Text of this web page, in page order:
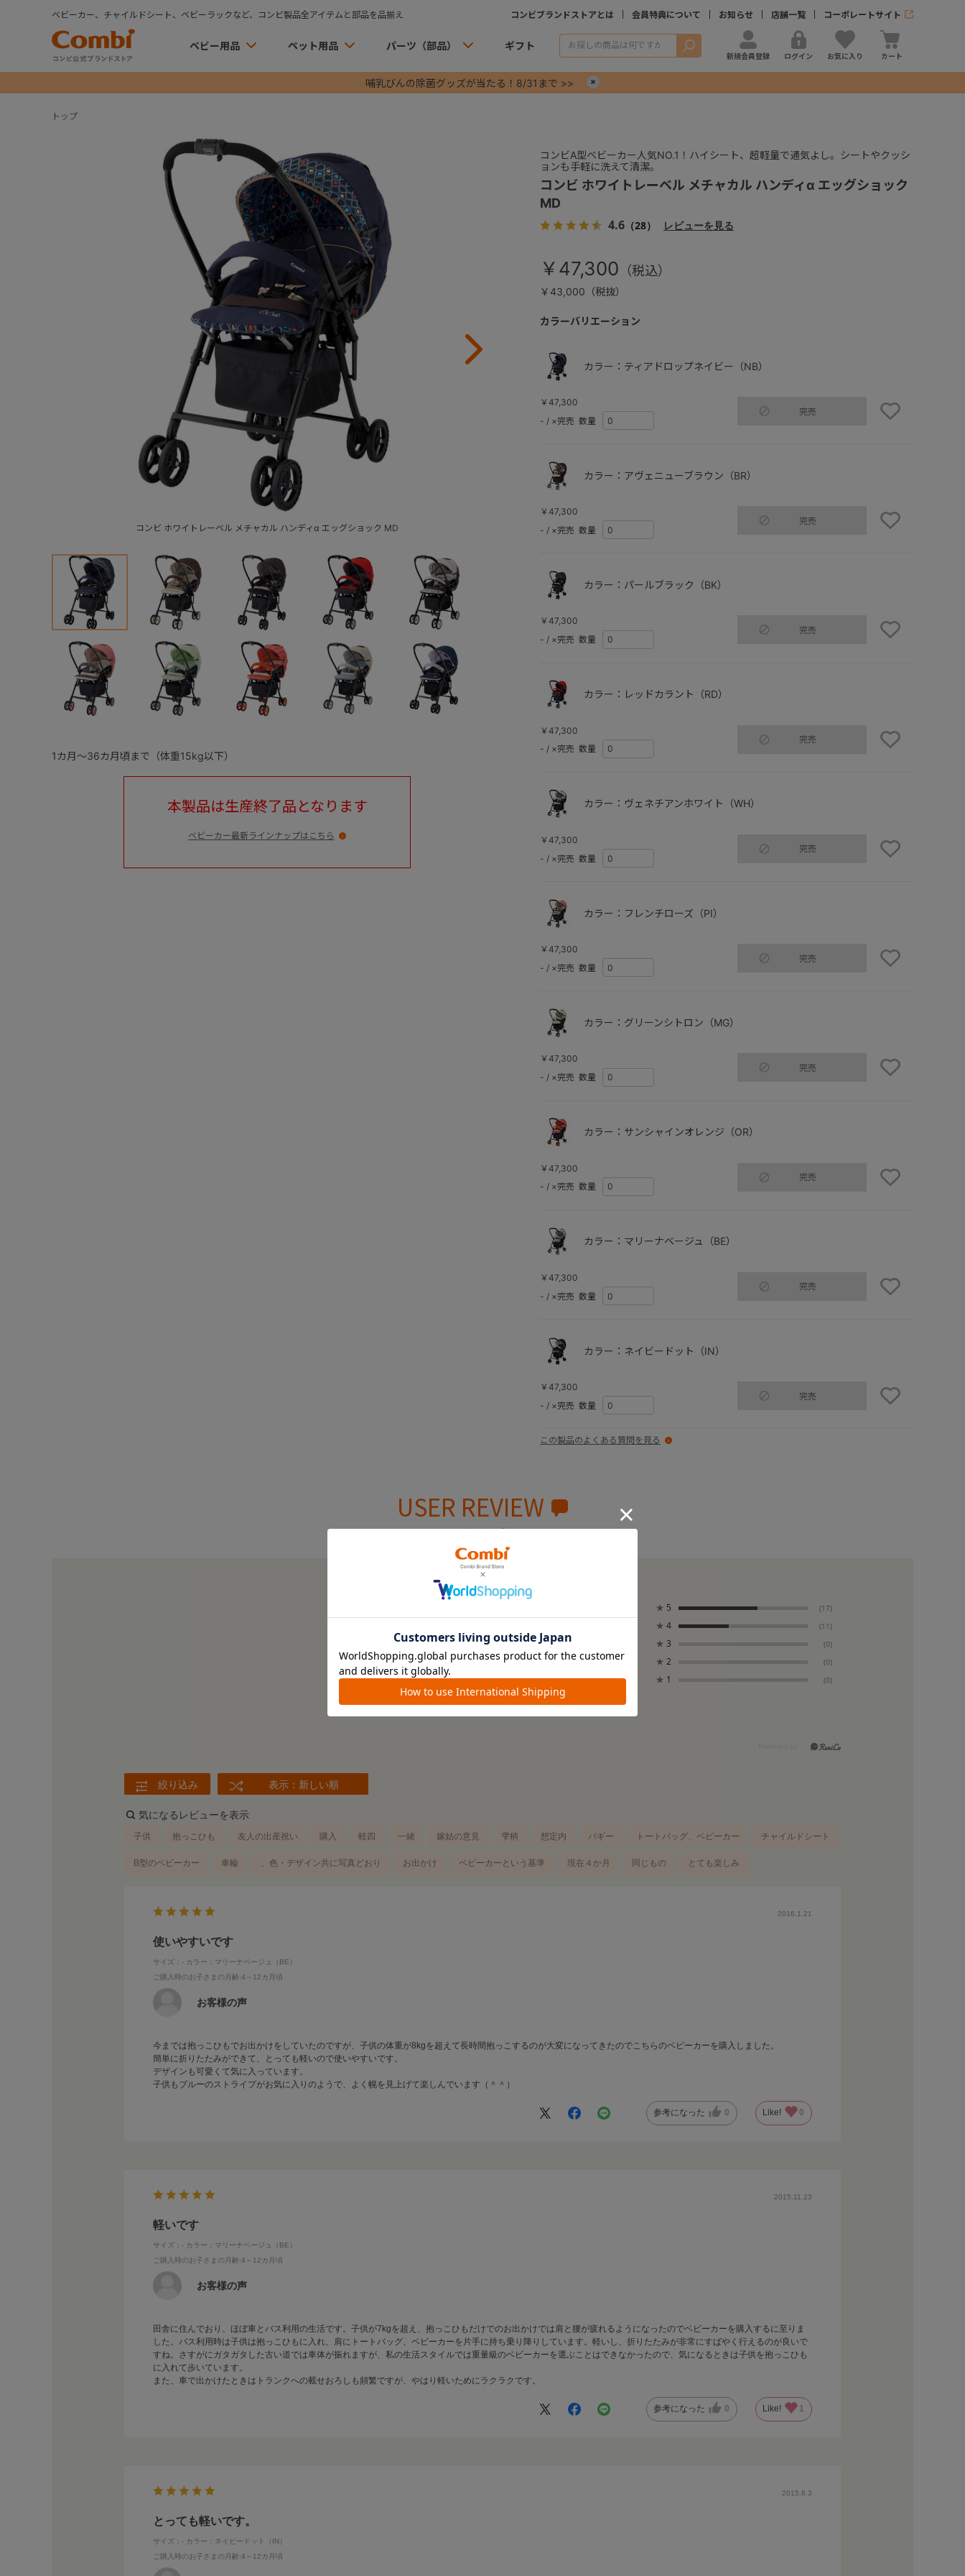
ベビーカー、チャイルドシート、ベビーラックなど、コンビ製品全アイテムと部品を品揃え コンビブランドストアとは 会員特典について お知らせ 店舗一覧 コーポレートサイト
ベビー用品 ペット用品 パーツ（部品） ギフト 検索
新規会員登録 ログイン お気に入り カート
哺乳びんの除菌グッズが当たる！8/31まで >>
トップ
コンビ ホワイトレーベル メチャカル ハンディα エッグショック MD
1カ月～36カ月頃まで（体重15kg以下）
本製品は生産終了品となります
ベビーカー最新ラインナップはこちら
コンビA型ベビーカー人気NO.1！ハイシート、超軽量で通気よし。シートやクッシ
ョンも手軽に洗えて清潔。
コンビ ホワイトレーベル メチャカル ハンディα エッグショック
MD
4.6 （28） レビューを見る
￥47,300
￥43,000（税抜）
カラーバリエーション
カラー：ティアドロップネイビー（NB）
￥47,300
- / ×完売 数量
完売
カラー：アヴェニューブラウン（BR）
￥47,300
- / ×完売 数量
完売
カラー：パールブラック（BK）
￥47,300
- / ×完売 数量
完売
カラー：レッドカラント（RD）
￥47,300
- / ×完売 数量
完売
カラー：ヴェネチアンホワイト（WH）
￥47,300
- / ×完売 数量
完売
カラー：フレンチローズ（PI）
￥47,300
- / ×完売 数量
完売
カラー：グリーンシトロン（MG）
￥47,300
- / ×完売 数量
完売
カラー：サンシャインオレンジ（OR）
￥47,300
- / ×完売 数量
完売
カラー：マリーナベージュ（BE）
￥47,300
- / ×完売 数量
完売
カラー：ネイビードット（IN）
￥47,300
- / ×完売 数量
完売
この製品のよくある質問を見る
USER REVIEW
ユーザーレビュー
4.6
レビュー件数：28件
★ 5 (17)
★ 4 (11)
★ 3 (0)
★ 2 (0)
★ 1 (0)
絞り込み 表示：新しい順
気になるレビューを表示
子供 抱っこひも 友人の出産祝い 購入 軽四 一緒 嫁姑の意見 雫柄 想定内 バギー トートバッグ、ベビーカー チャイルドシート
B型のベビーカー 車輪 、色・デザイン共に写真どおり お出かけ ベビーカーという基準 現在４か月 同じもの とても楽しみ
2016.1.21
使いやすいです
サイズ：- カラー：マリーナベージュ（BE）
ご購入時のお子さまの月齢:4～12カ月頃
お客様の声
今までは抱っこひもでお出かけをしていたのですが、子供の体重が8kgを超えて長時間抱っこするのが大変になってきたのでこちらのベビーカーを購入しました。
簡単に折りたたみができて、とっても軽いので使いやすいです。
デザインも可愛くて気に入っています。
子供もブルーのストライプがお気に入りのようで、よく幌を見上げて楽しんでいます（＾＾）
参考になった 0 Like! 0
2015.11.23
軽いです
サイズ：- カラー：マリーナベージュ（BE）
ご購入時のお子さまの月齢:4～12カ月頃
お客様の声
田舎に住んでおり、ほぼ車とバス利用の生活です。子供が7kgを超え、抱っこひもだけでのお出かけでは肩と腰が疲れるようになったのでベビーカーを購入するに至りま
した。バス利用時は子供は抱っこひもに入れ、肩にトートバッグ、ベビーカーを片手に持ち乗り降りしています。軽いし、折りたたみが非常にすばやく行えるのが良いで
すね。さすがにガタガタした古い道では車体が振れますが、私の生活スタイルでは重量級のベビーカーを選ぶことはできなかったので、気になるときは子供を抱っこひも
に入れて歩いています。
また、車で出かけたときはトランクへの載せおろしも頻繁ですが、やはり軽いためにラクラクです。
参考になった 0 Like! 1
2015.8.3
とっても軽いです。
サイズ：- カラー：ネイビードット（IN）
ご購入時のお子さまの月齢:4～12カ月頃